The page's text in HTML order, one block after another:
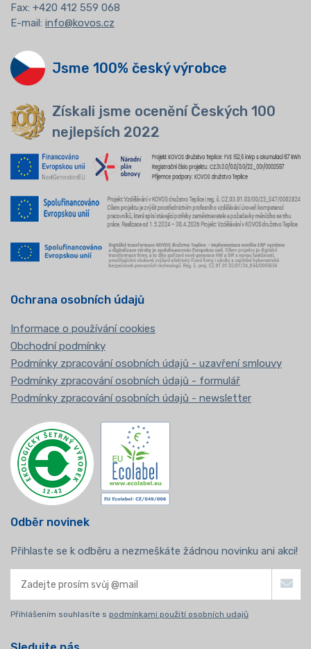
Fax: +420 412 559 068
E-mail: info@kovos.cz
Jsme 100% český výrobce
Získali jsme ocenění Českých 100
nejlepších 2022
Ochrana osobních údajů
Informace o používání cookies
Obchodní podmínky
Podmínky zpracování osobních údajů - uzavření smlouvy
Podmínky zpracování osobních údajů - formulář
Podmínky zpracování osobních údajů - newsletter
Odběr novinek
Přihlaste se k odběru a nezmeškáte žádnou novinku ani akci!
Přihlášením souhlasíte s podmínkami použití osobních udajů